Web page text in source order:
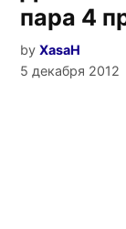
пара 4
by XasaH
5 декабря 2012